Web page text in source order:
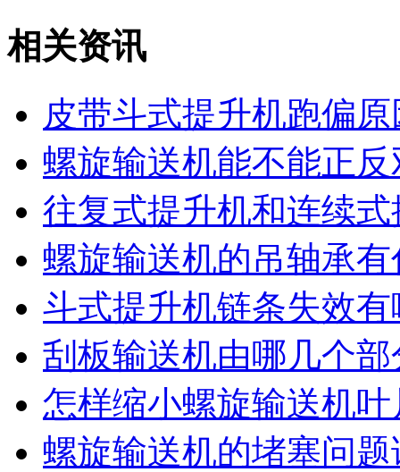
相关资讯
皮带斗式提升机跑偏
螺旋输送机能不能正反
往复式提升机和连续
螺旋输送机的吊轴承
斗式提升机链条失效
刮板输送机由哪几个
怎样缩小螺旋输送机
螺旋输送机的堵塞问